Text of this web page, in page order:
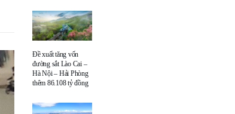
Đề xuất tăng vốn
đường sắt Lào Cai –
Hà Nội – Hải Phòng
thêm 86.108 tỷ đồng